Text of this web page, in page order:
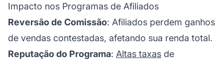
Impacto nos Programas de Afiliados
Reversão de Comissão: Afiliados perdem ganhos
de vendas contestadas, afetando sua renda total.
Reputação do Programa: Altas taxas de